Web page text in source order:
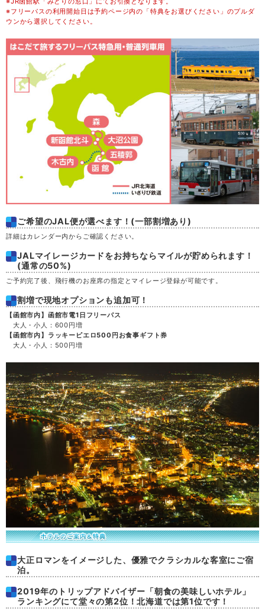
木 20
金 21
22
木 27
金 28
土 29
日 30
月 31
※フリーパスの利用開始日は予約ページ内の「特典をお選びください」のプルダ
ウンから選択してください。
ご希望のJAL便が選べます！(一部割増あり)
詳細はカレンダー内からご確認ください。
JALマイレージカードをお持ちならマイルが貯められます！
(通常の50%)
ご予約完了後、飛行機のお座席の指定とマイレージ登録が可能です。
割増で現地オプションも追加可！
【函館市内】函館市電1日フリーパス
大人・小人：600円増
【函館市内】ラッキーピエロ500円お食事ギフト券
大人・小人：500円増
大正ロマンをイメージした、優雅でクラシカルな客室にご宿
泊。
2019年のトリップアドバイザー「朝食の美味しいホテル」
ランキングにて堂々の第2位！北海道では第1位です！